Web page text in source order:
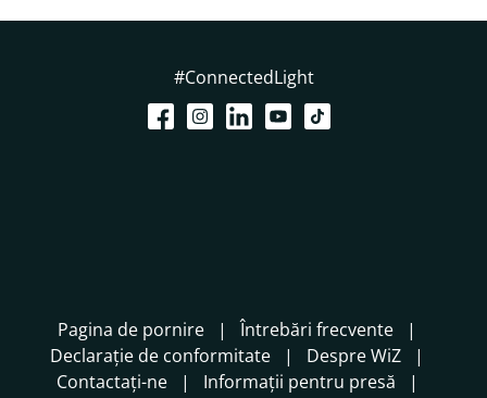
#ConnectedLight
Pagina de pornire
Întrebări frecvente
Declarație de conformitate
Despre WiZ
Contactați-ne
Informații pentru presă